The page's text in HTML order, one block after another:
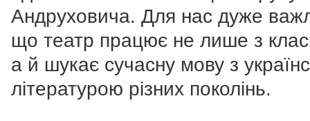
Андруховича. Для нас дуже
що театр працює не лише з
а й шукає сучасну мову з
літературою різних поколінь.